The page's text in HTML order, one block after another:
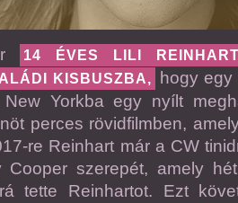
14 ÉVES LILI
KISBUSZBA,
hogy
Yorkba egy nyílt
perces rövidfilmben,
re Reinhart már a CW
Cooper szerepét, amely
tette Reinhartot. Ezt